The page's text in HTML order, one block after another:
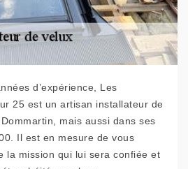
d’expérience, Les
25 est un artisan installateur de
mais aussi dans ses
Il est en mesure de vous
la mission qui lui sera confiée et